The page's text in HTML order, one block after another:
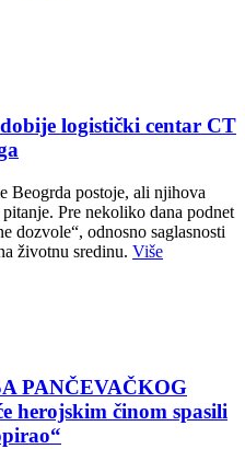
logistički centar CT
Beogrda postoje, ali njihova
Pre nekoliko dana podnet
dozvole“, odnosno saglasnosti
životnu sredinu. Više
PANČEVAČKOG
herojskim činom spasili